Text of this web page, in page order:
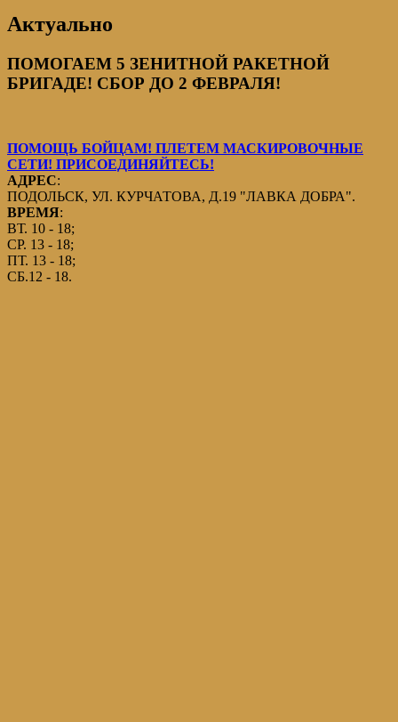
Актуально
ПОМОГАЕМ 5 ЗЕНИТНОЙ РАКЕТНОЙ
БРИГАДЕ! СБОР ДО 2 ФЕВРАЛЯ!
ПОМОЩЬ БОЙЦАМ! ПЛЕТЕМ МАСКИРОВОЧНЫЕ
СЕТИ! ПРИСОЕДИНЯЙТЕСЬ!
АДРЕС:
ПОДОЛЬСК, УЛ. КУРЧАТОВА, Д.19 "ЛАВКА ДОБРА".
ВРЕМЯ:
ВТ. 10 - 18;
СР. 13 - 18;
ПТ. 13 - 18;
СБ.12 - 18.